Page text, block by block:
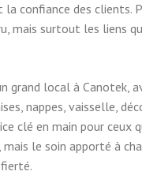
confiance des clients.
mais surtout les liens
grand local à
nappes, vaisselle,
clé en main pour ceux
le soin apporté à